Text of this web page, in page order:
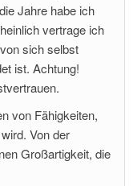
Jahre habe ich
vertrage ich
sich selbst
ist. Achtung!
von Fähigkeiten,
Von der
Großartigkeit, die